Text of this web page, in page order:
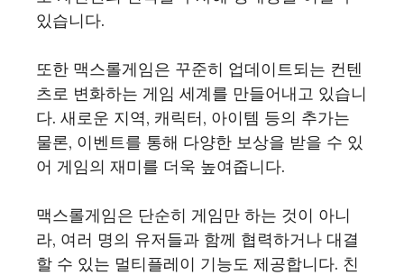
있습니다.
또한 맥스롤게임은 꾸준히 업데이트되는 컨텐
츠로 변화하는 게임 세계를 만들어내고 있습니
다. 새로운 지역, 캐릭터, 아이템 등의 추가는
물론, 이벤트를 통해 다양한 보상을 받을 수 있
어 게임의 재미를 더욱 높여줍니다.
맥스롤게임은 단순히 게임만 하는 것이 아니
라, 여러 명의 유저들과 함께 협력하거나 대결
할 수 있는 멀티플레이 기능도 제공합니다. 친